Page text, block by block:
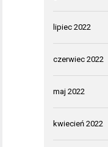
lipiec 2022
czerwiec 2022
maj 2022
kwiecień 2022